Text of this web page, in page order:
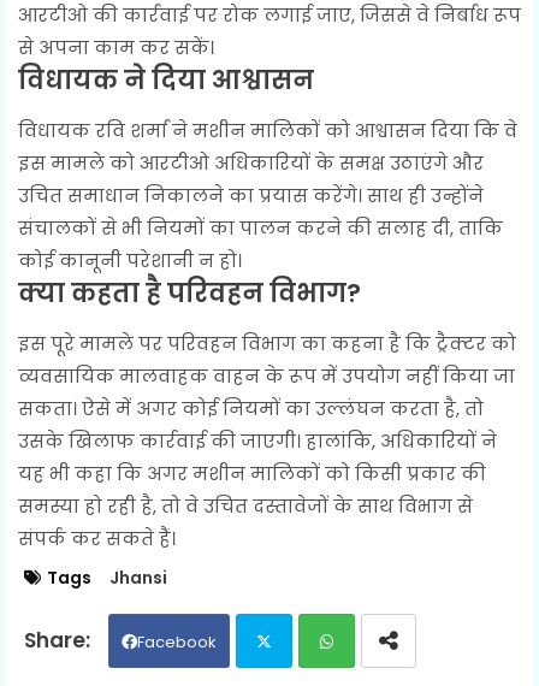
आरटीओ की कार्रवाई पर रोक लगाई जाए, जिससे वे निर्बाध रूप
से अपना काम कर सकें।
विधायक ने दिया आश्वासन
विधायक रवि शर्मा ने मशीन मालिकों को आश्वासन दिया कि वे
इस मामले को आरटीओ अधिकारियों के समक्ष उठाएंगे और
उचित समाधान निकालने का प्रयास करेंगे। साथ ही उन्होंने
संचालकों से भी नियमों का पालन करने की सलाह दी, ताकि
कोई कानूनी परेशानी न हो।
क्या कहता है परिवहन विभाग?
इस पूरे मामले पर परिवहन विभाग का कहना है कि ट्रैक्टर को
व्यवसायिक मालवाहक वाहन के रूप में उपयोग नहीं किया जा
सकता। ऐसे में अगर कोई नियमों का उल्लंघन करता है, तो
उसके खिलाफ कार्रवाई की जाएगी। हालांकि, अधिकारियों ने
यह भी कहा कि अगर मशीन मालिकों को किसी प्रकार की
समस्या हो रही है, तो वे उचित दस्तावेजों के साथ विभाग से
संपर्क कर सकते हैं।
Tags Jhansi
Facebook